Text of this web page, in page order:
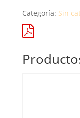
Categoría: Sin